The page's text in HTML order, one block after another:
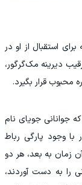
استقبال از او در
دیرینه مک‌گرگور،
محبوب قرار بگیرد.
اولین بار در سال 2013، زمانی که جوانانی جویای نام
با وجود پارگی رباط
زمان به بعد، هر دو
را به دست آوردند،